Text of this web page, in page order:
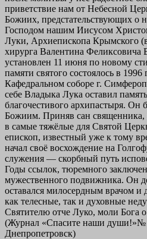
приветствие нам от Небесной
Божиих, предстательствующих о
Господом нашим Иисусом
Луки, Архиепископа Крымского
хирурга Валентина Феликсовича
установлен 11 июня по новому
памяти святого состоялось в
Кафедральном соборе г.
себе Владыка Лука оставил
благочестивого архипастыря.
Божиим. Приняв сан священника,
в самые тяжёлые для Святой
епископ, известный уже к тому
начал своё восхождение на
служения — скорбный путь
Годы ссылок, тюремного
мужественного подвижника. Он
оставался милосердным врачом и
как телесные, так и духовные
Святителю отче Луко, моли Бога
(Журнал «Спасите наши души!»№
Днепропетровск)